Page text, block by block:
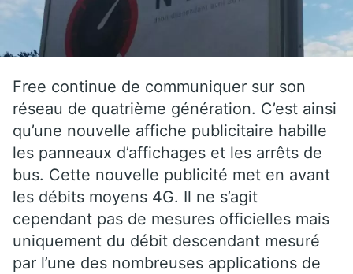
Free continue de communiquer sur son
réseau de quatrième génération. C’est ainsi
qu’une nouvelle affiche publicitaire habille
les panneaux d’affichages et les arrêts de
bus. Cette nouvelle publicité met en avant
les débits moyens 4G. Il ne s’agit
cependant pas de mesures officielles mais
uniquement du débit descendant mesuré
par l’une des nombreuses applications de